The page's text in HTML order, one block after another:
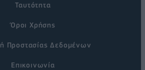
Ταυτότητα
Όροι Χρήσης
Προστασίας Δεδομένων
Επικοινωνία